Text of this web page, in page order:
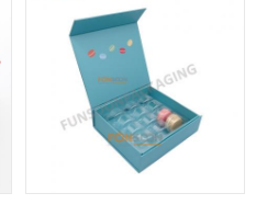
personnalisable